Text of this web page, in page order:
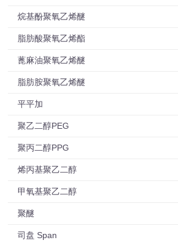
烷基酚聚氧乙烯醚
脂肪酸聚氧乙烯酯
蓖麻油聚氧乙烯醚
脂肪胺聚氧乙烯醚
平平加
聚乙二醇PEG
聚丙二醇PPG
烯丙基聚乙二醇
甲氧基聚乙二醇
聚醚
司盘 Span